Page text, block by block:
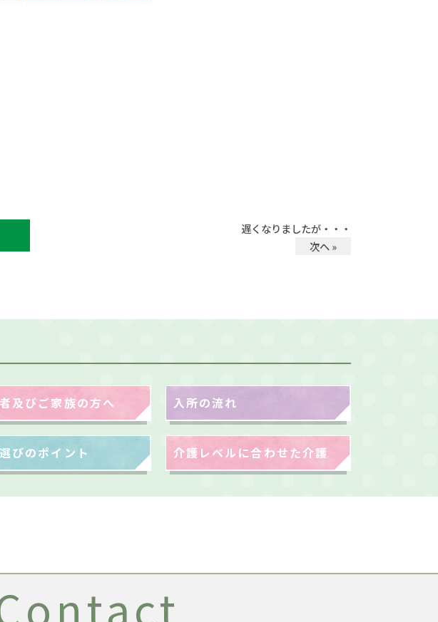
遅くなりましたが・・・
次へ »
及びご家族の方へ 入所の流れ
びのポイント 介護レベルに合わせた介護